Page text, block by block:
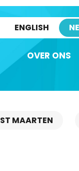
ENGLISH
OVER ONS
ST MAARTEN